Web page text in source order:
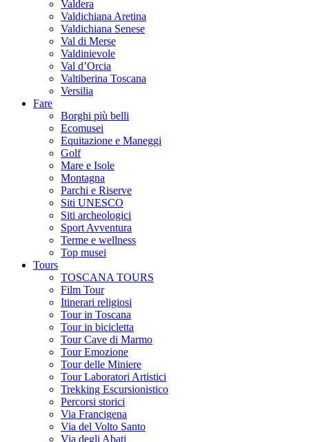
Valdera
Valdichiana Aretina
Valdichiana Senese
Val di Merse
Valdinievole
Val d’Orcia
Valtiberina Toscana
Versilia
Fare
Borghi più belli
Ecomusei
Equitazione e Maneggi
Golf
Mare e Isole
Montagna
Parchi e Riserve
Siti UNESCO
Siti archeologici
Sport Avventura
Terme e wellness
Top musei
Tours
TOSCANA TOURS
Film Tour
Itinerari religiosi
Tour in Toscana
Tour in bicicletta
Tour Cave di Marmo
Tour Emozione
Tour delle Miniere
Tour Laboratori Artistici
Trekking Escursionistico
Percorsi storici
Via Francigena
Via del Volto Santo
Via degli Abati